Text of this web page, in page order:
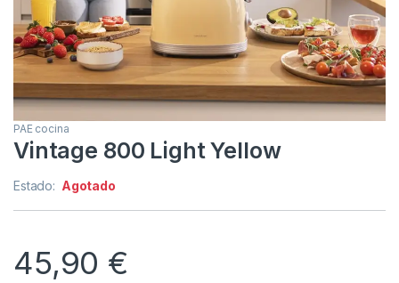
PAE cocina
Vintage 800 Light Yellow
Estado: Agotado
45,90 €